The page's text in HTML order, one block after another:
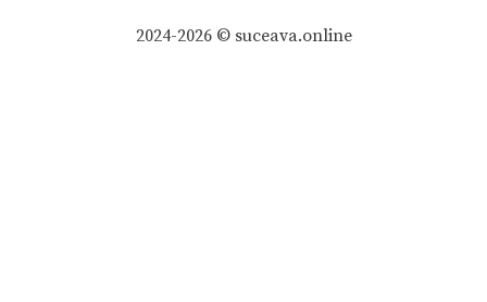
2024-2026 © suceava.online